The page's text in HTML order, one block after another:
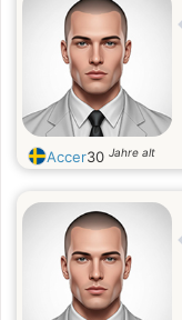
Accer30 Jahre alt